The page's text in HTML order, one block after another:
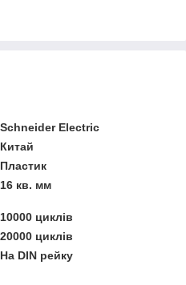
Schneider Electric
Китай
Пластик
16 кв. мм
10000 циклів
20000 циклів
На DIN рейку